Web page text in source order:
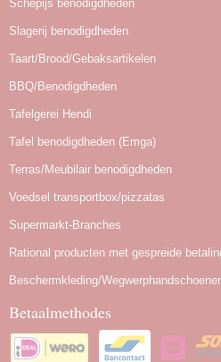
Schepijs benodigdheden
Slagerij benodigdheden
Taart/Brood/Gebaksartikelen
BBQ/Benodigdheden
Tafelgerei Hendi
Tafel benodigdheden (Emga)
Terras/Meubilair benodigdheden
Voedsel transportbox/pizzatas
Supermarkt-Branches
Rational producten met gespreide
Beschermkleding/
Betaalmethodes